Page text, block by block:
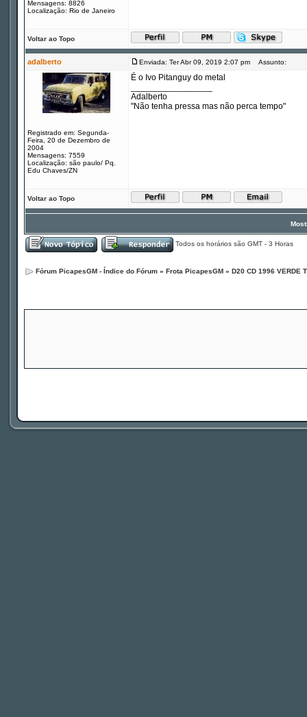
Mensagens: 8826
Localização: Rio de Janeiro
Voltar ao Topo
adalberto Enviada: Ter Abr 09, 2019 2:07 pm Assunto:
Registrado em: Segunda-
Feira, 20 de Dezembro de
2004
Mensagens: 7559
Localização: são paulo/ Pq.
Edu Chaves/ZN
É o Ivo Pitanguy do metal
Adalberto
"Não tenha pressa mas não perca tempo"
Voltar ao Topo
Todos os horários são GMT - 3 Horas
Fórum PicapesGM - Índice do Fórum » Frota PicapesGM » D20 CD 1996 VERDE